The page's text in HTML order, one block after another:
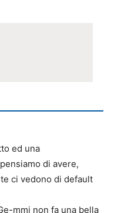
ed una
di avere,
ci vedono di default
mmi non fa una bella